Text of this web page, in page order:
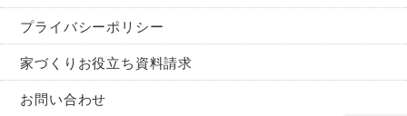
プライバシーポリシー
家づくりお役立ち資料請求
お問い合わせ